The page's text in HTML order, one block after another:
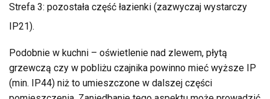
Strefa 3: pozostała część łazienki (zazwyczaj wystarczy
IP21).
Podobnie w kuchni – oświetlenie nad zlewem, płytą
grzewczą czy w pobliżu czajnika powinno mieć wyższe IP
(min. IP44) niż to umieszczone w dalszej części